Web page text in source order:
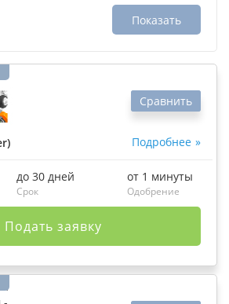
Показать
Подробнее
Сравнить
до 30 дней
Срок
от 1 минуты
Одобрение
Подать заявку